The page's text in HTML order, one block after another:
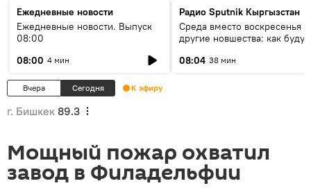
Ежедневные новости
Ежедневные новости. Выпуск
08:00
08:00 4 мин
Радио Sputnik Кыргызстан
Среда вместо воскресенья и
другие новшества: как будут
08:04 38 мин
Вчера Сегодня К эфиру
г. Бишкек 89.3
Мощный пожар охватил
завод в Филадельфии